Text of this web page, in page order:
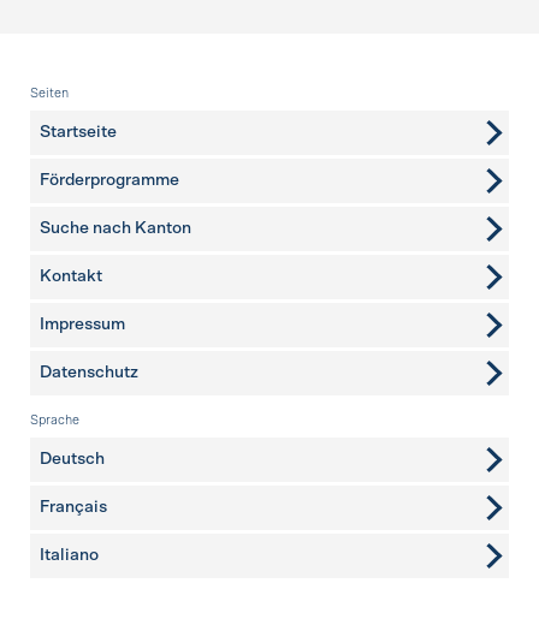
Fusszeile
Seiten
Startseite
Förderprogramme
Suche nach Kanton
weitere Seiten
Kontakt
Impressum
Datenschutz
Sprache
Deutsch
Français
Italiano